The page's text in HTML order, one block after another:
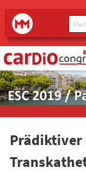
Main menu
MedMedia
Prädiktiver